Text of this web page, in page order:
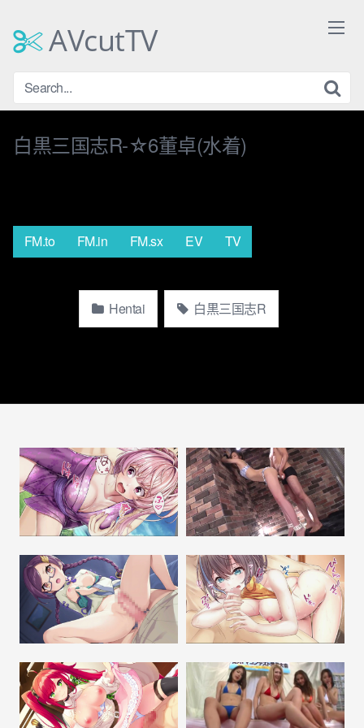
contentAVcutTV
白黒三国志R-☆6董卓(水着)
FM.to FM.in FM.sx EV TV
Hentai 白黒三国志R